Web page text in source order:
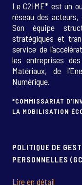
Le C2IME* est un
réseau des
Son équipe
stratégiques et
service de
les entreprises
Matériaux, de
Numérique.
*COMMISSARIAT
LA MOBILISATION
POLITIQUE DE
PERSONNELLES
Lire en détail